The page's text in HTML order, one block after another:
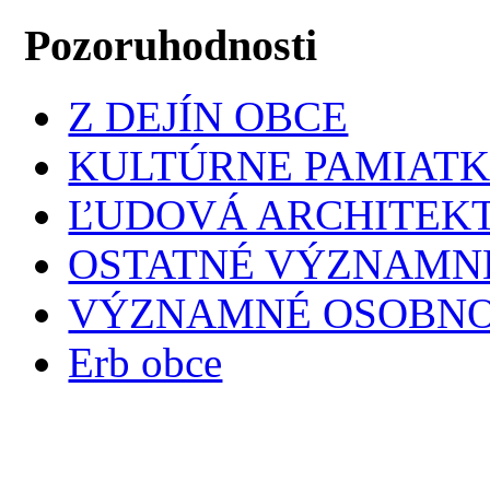
Pozoruhodnosti
Z DEJÍN OBCE
KULTÚRNE
ĽUDOVÁ
OSTATNÉ
VÝZNAMNÉ
Erb obce